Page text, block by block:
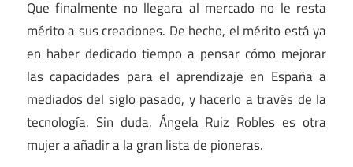
Que finalmente no llegara al mercado no le resta
mérito a sus creaciones. De hecho, el mérito está ya
en haber dedicado tiempo a pensar cómo mejorar
las capacidades para el aprendizaje en España a
mediados del siglo pasado, y hacerlo a través de la
tecnología. Sin duda, Ángela Ruiz Robles es otra
mujer a añadir a la gran lista de pioneras.